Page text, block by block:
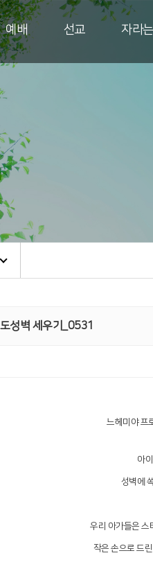
예배 선교 자라
성벽 세우기_0531
느헤미야 프
아
성벽에
우리 아가들은 스
작은 손으로 드